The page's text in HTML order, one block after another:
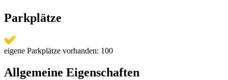
Parkplätze
eigene Parkplätze vorhanden: 100
Allgemeine Eigenschaften